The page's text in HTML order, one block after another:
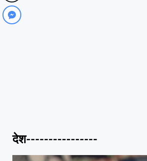
देश----------------